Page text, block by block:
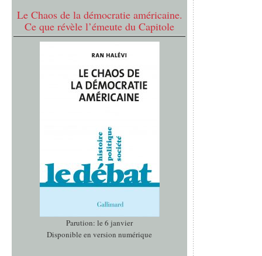
Le Chaos de la démocratie américaine.
Ce que révèle l’émeute du Capitole
Parution: le 6 janvier
Disponible en version numérique